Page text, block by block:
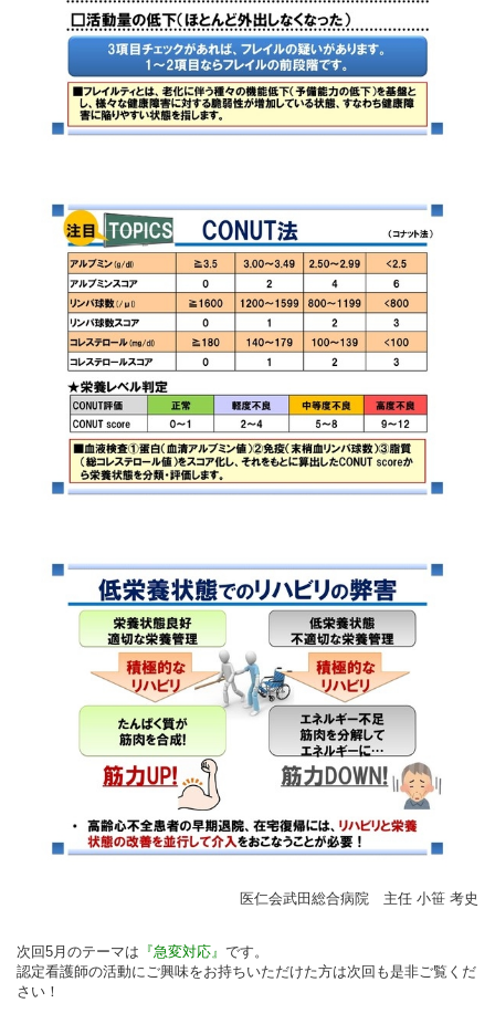
医仁会武田総合病院 主任 小笹 考史
次回5月のテーマは 『急変対応』 です。
認定看護師の活動にご興味をお持ちいただけた方は次回も是非ご覧くだ
さい！